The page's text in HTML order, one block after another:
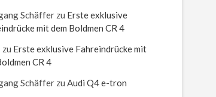
Schäffer zu Erste exklusive
mit dem Boldmen CR 4
zu Erste exklusive Fahreindrücke mit
CR 4
Schäffer zu Audi Q4 e-tron